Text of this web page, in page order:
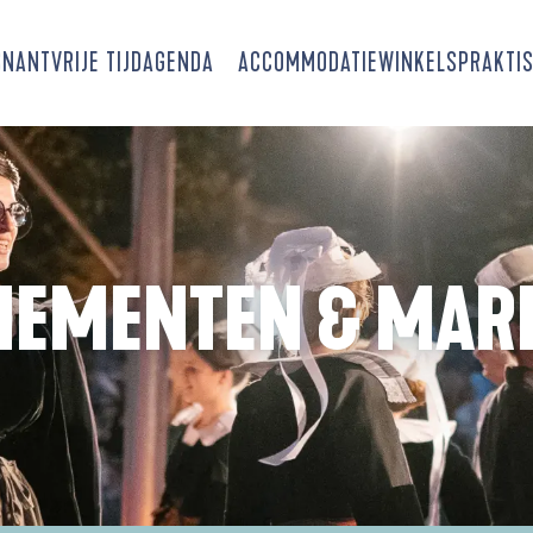
VRIJE TIJDAGENDA ACCOMMODATIEWINKELS
&